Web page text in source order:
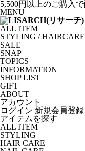
5,500円以上のご購入
MENU
ALL ITEM
STYLING /HAIRCARE
SALE
SNAP
TOPICS
INFORMATION
SHOP LIST
GIFT
ABOUT
アカウント
ログイン 新規会員登録
アイテムを探す
ALL ITEM
STYLING
HAIR CARE